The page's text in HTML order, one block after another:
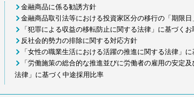
金融商品に係る勧誘方針
金融商品取引法等における投資家区分の移行の「期限日
「犯罪による収益の移転防止に関する法律」に基づく
反社会的勢力の排除に関する対応方針
「女性の職業生活における活躍の推進に関する法律」
「労働施策の総合的な推進並びに労働者の雇用の安定
法律」に基づく中途採用比率